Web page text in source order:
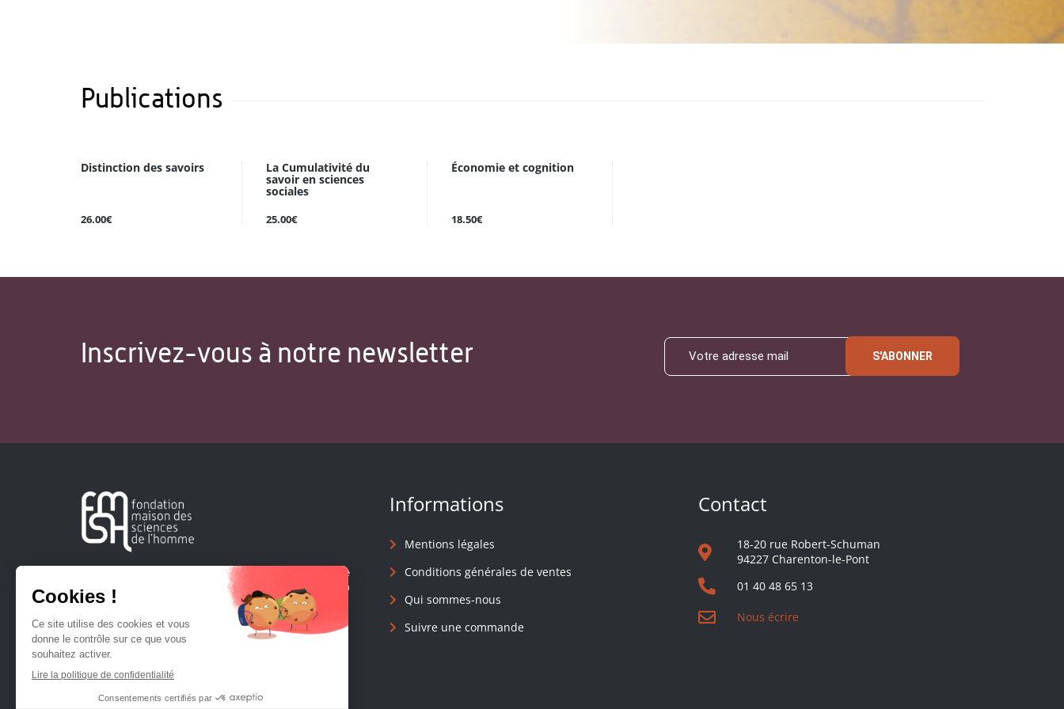
Publications
Distinction des savoirs
26.00€
La Cumulativité du
savoir en sciences
sociales
25.00€
Économie et cognition
18.50€
Inscrivez-vous à notre newsletter S'ABONNER
Créée en 1963, la Fondation Maison Sciences de l'Homme
soutient la recherche et la diffusion des connaissances en
sciences humaines et sociales.
Informations
Mentions légales
Conditions générales de ventes
Qui sommes-nous
Suivre une commande
Contact
18-20 rue Robert-Schuman
94227 Charenton-le-Pont
01 40 48 65 13
Nous écrire